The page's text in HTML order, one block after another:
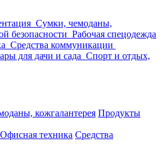
Сумки, чемоданы,
безопасности Рабочая спецодежда
Средства коммуникации
для дачи и сада Спорт и отдых,
кожгалантерея Продукты
Офисная техника Средства